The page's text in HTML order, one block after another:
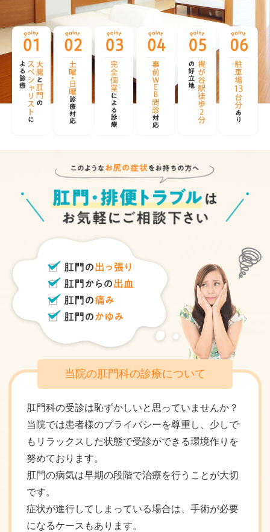
当院の肛門科の診療について
肛門科の受診は恥ずかしいと思っていませんか？
当院では患者様のプライバシーを尊重し、少しで
もリラックスした状態で受診ができる環境作りを
努めております。
肛門の病気は早期の段階で治療を行うことが大切
です。
症状が進行してしまっている場合は、手術が必要
になるケースもあります。